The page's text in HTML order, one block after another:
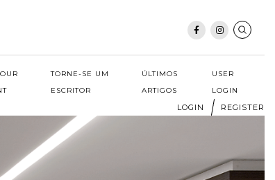
TORNE-SE UM
ESCRITOR
ÚLTIMOS
ARTIGOS
USER
LOGIN
LOGIN REGISTER